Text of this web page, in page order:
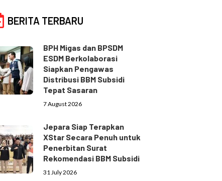
BERITA TERBARU
BPH Migas dan BPSDM
ESDM Berkolaborasi
Siapkan Pengawas
Distribusi BBM Subsidi
Tepat Sasaran
7 August 2026
Jepara Siap Terapkan
XStar Secara Penuh untuk
Penerbitan Surat
Rekomendasi BBM Subsidi
31 July 2026